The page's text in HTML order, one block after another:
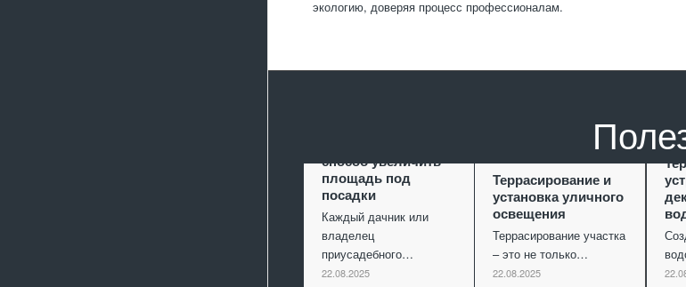
экологию, доверяя процесс профессионалам.
способ увеличить
площадь под
посадки
Каждый дачник или
владелец
приусадебного…
22.08.2025
Террасирование и
установка уличного
освещения
Террасирование участка
– это не только…
22.08.2025